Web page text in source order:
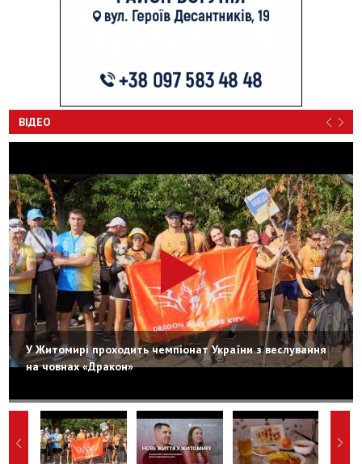
ВІДЕО
У Житомирі проходить чемпіонат України з веслування
на човнах «Дракон»